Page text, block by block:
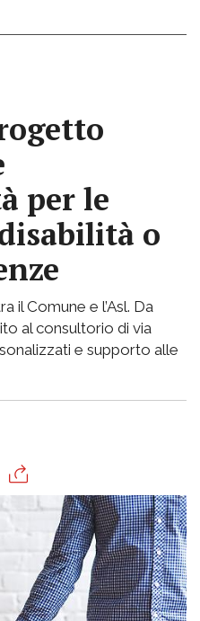
per le
o
il Comune e l’Asl. Da
al consultorio di via
e supporto alle